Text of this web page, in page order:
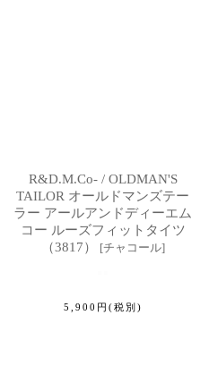
R&D.M.Co- / OLDMAN'S
TAILOR オールドマンズテー
ラー アールアンドディーエム
コー ルーズフィットタイツ
（3817）
[チャコール]
5,900 円 (税別)